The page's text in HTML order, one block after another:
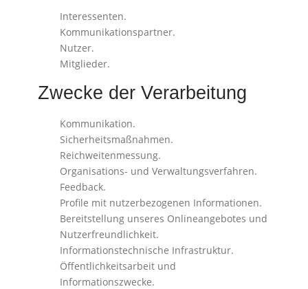
Interessenten.
Kommunikationspartner.
Nutzer.
Mitglieder.
Zwecke der Verarbeitung
Kommunikation.
Sicherheitsmaßnahmen.
Reichweitenmessung.
Organisations- und Verwaltungsverfahren.
Feedback.
Profile mit nutzerbezogenen Informationen.
Bereitstellung unseres Onlineangebotes und
Nutzerfreundlichkeit.
Informationstechnische Infrastruktur.
Öffentlichkeitsarbeit und
Informationszwecke.